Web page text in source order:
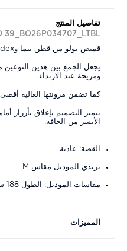
تفاصيل المنتج
39_BO26P034707_LTBL
قميص بولو من قطن بيما وSpandex™.
يجعل الجمع بين هذين
ومريحة عند الارتداء.
كما تضمن مرونتها العالية
الأيسر من الحافة.
القصة: عادية
يرتدي الموديل مقاس M
مقاسات الموديل: الطول 188 سم، الصدر 94 سم، الخصر 78 سم
المميزات